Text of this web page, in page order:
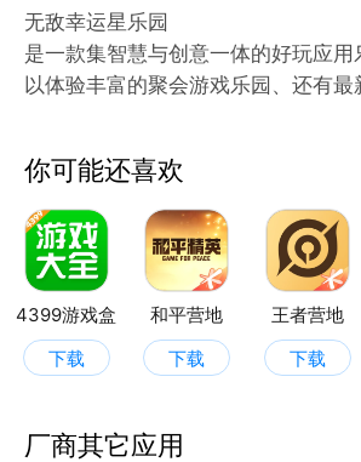
无敌幸运星乐园
是一款集智慧与创意一体的好玩应
以体验丰富的聚会游戏乐园、还有
你可能还喜欢
4399游戏盒
下载
和平营地
下载
王者营地
下载
厂商其它应用